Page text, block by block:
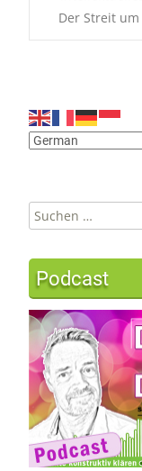
Post
Der Streit
Suchen
nach:
Podcast